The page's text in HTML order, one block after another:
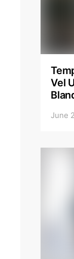
Vel
June